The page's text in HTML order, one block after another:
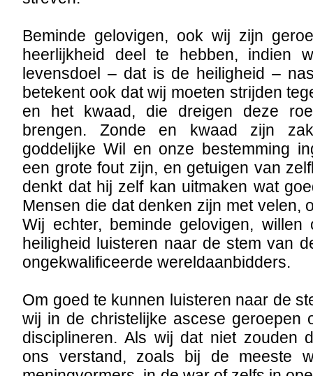
Beminde gelovigen, ook wij zijn
heerlijkheid deel te hebben, indien
levensdoel – dat is de heiligheid –
betekent ook dat wij moeten strijden
en het kwaad, die dreigen deze
brengen. Zonde en kwaad zijn
goddelijke Wil en onze bestemming
een grote fout zijn, en getuigen van
denkt dat hij zelf kan uitmaken wat
Mensen die dat denken zijn met velen,
Wij echter, beminde gelovigen,
heiligheid luisteren naar de stem van
ongekwalificeerde wereldaanbidders.
Om goed te kunnen luisteren naar de
wij in de christelijke ascese geroepen
disciplineren. Als wij dat niet zouden
ons verstand, zoals bij de meeste